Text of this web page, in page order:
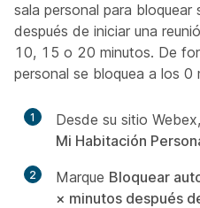
sala personal para bloquear
después de iniciar una
10, 15 o 20 minutos. De
personal se bloquea a los 0
1 Desde su sitio
Mi Habitación
2 Marque Bloquear
× minutos después